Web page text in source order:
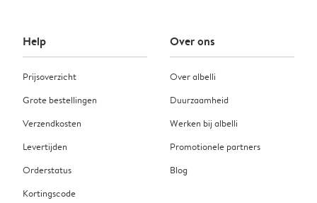
Help
Prijsoverzicht
Grote bestellingen
Verzendkosten
Levertijden
Orderstatus
Kortingscode
Over ons
Over albelli
Duurzaamheid
Werken bij albelli
Promotionele partners
Blog